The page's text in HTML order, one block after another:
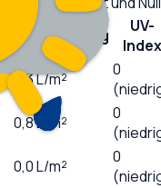
Niederschlag
UV-
Index
0,3L/m²
0
0,8L/m²
0
0,0L/m²
0